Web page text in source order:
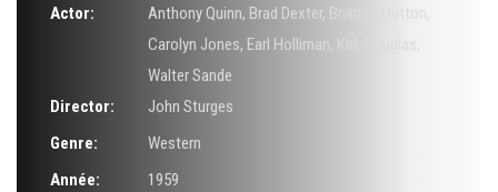
Actor: Anthony Quinn, Brad Dexter, Brian G. Hutton,
Carolyn Jones, Earl Holliman
Walter Sande
Director:
John Sturges
Genre:
Western
Année:
1959